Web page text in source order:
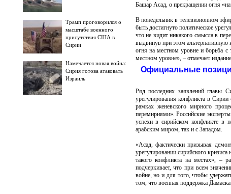
Трамп проговорился о
масштабе военного
присутствия США в
Сирии
Намечается новая война:
Сирия готова атаковать
Израиль
Башар Асад, о прекращении огня
В понедельник в телевизионном
быть достигнуто политическое
что не видит никакого смысла в
выдвинув при этом альтернативную
огня на местном уровне и борьба
местном уровне», – отмечает
Официальные
Ряд последних заявлений главы
урегулирования конфликта в Сирии
рамках женевского мирного
перемириями». Российские
успехи в сирийском конфликте в
арабским миром, так и с Западом.
«Асад, фактически призывая
урегулировании сирийского
такого конфликта на местах», –
подчеркивает, что при всем
войне, но и для того, чтобы
том, что военная поддержка